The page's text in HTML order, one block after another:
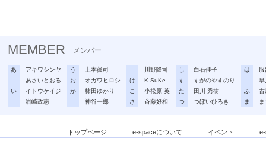
MEMBER メンバー
あ
アキワシンヤ
あさいとおる
い
イトウケイジ
岩崎政志
う
上本眞司
お
オガワヒロシ
か
柿田ゆかり
神谷一郎
川野隆司
け
K-SuKe
こ
小松原 英
さ
斉藤好和
し
白石佳子
す
すがのやすのり
た
田川 秀樹
つ
つぼいひろき
は
早
ふ
古
ま
トップページ e-spaceについて イベント